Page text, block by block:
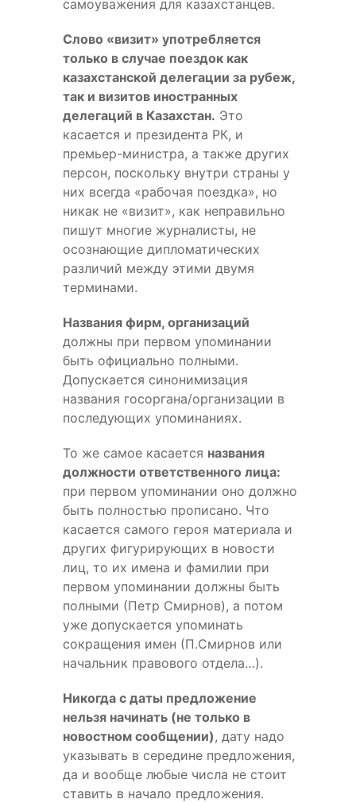
самоуважения для казахстанцев.
Слово «визит» употребляется
только в случае поездок как
казахстанской делегации за рубеж,
так и визитов иностранных
делегаций в Казахстан. Это
касается и президента РК, и
премьер-министра, а также других
персон, поскольку внутри страны у
них всегда «рабочая поездка», но
никак не «визит», как неправильно
пишут многие журналисты, не
осознающие дипломатических
различий между этими двумя
терминами.
Названия фирм, организаций
должны при первом упоминании
быть официально полными.
Допускается синонимизация
названия госоргана/организации в
последующих упоминаниях.
То же самое касается названия
должности ответственного лица:
при первом упоминании оно должно
быть полностью прописано. Что
касается самого героя материала и
других фигурирующих в новости
лиц, то их имена и фамилии при
первом упоминании должны быть
полными (Петр Смирнов), а потом
уже допускается упоминать
сокращения имен (П.Смирнов или
начальник правового отдела…).
Никогда с даты предложение
нельзя начинать (не только в
новостном сообщении), дату надо
указывать в середине предложения,
да и вообще любые числа не стоит
ставить в начало предложения.